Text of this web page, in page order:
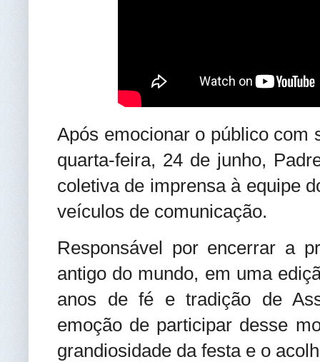
Após emocionar o público com
quarta-feira, 24 de junho,
coletiva de imprensa à equipe
veículos de comunicação.
Responsável por encerrar a
antigo do mundo, em uma
anos de fé e tradição de
emoção de participar desse
grandiosidade da festa e o